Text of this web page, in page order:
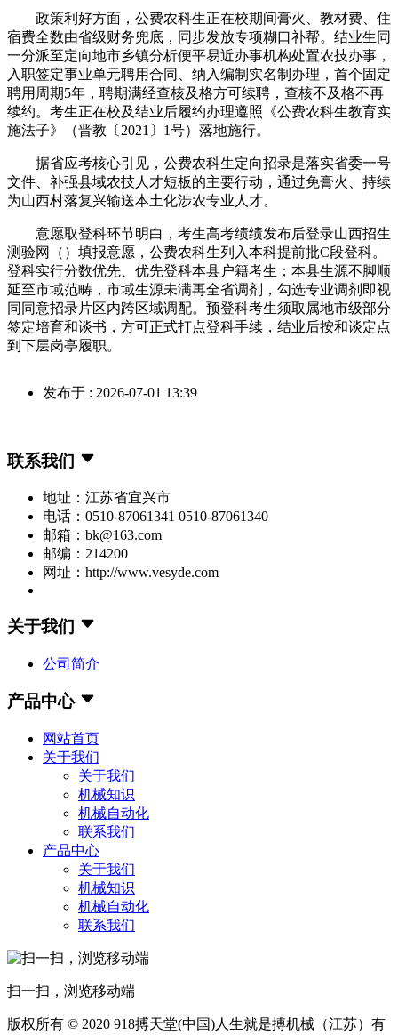
政策利好方面，公费农科生正在校期间膏火、教材费、住
宿费全数由省级财务兜底，同步发放专项糊口补帮。结业生同
一分派至定向地市乡镇分析便平易近办事机构处置农技办事，
入职签定事业单元聘用合同、纳入编制实名制办理，首个固定
聘用周期5年，聘期满经查核及格方可续聘，查核不及格不再
续约。考生正在校及结业后履约办理遵照《公费农科生教育实
施法子》（晋教〔2021〕1号）落地施行。
据省应考核心引见，公费农科生定向招录是落实省委一号
文件、补强县域农技人才短板的主要行动，通过免膏火、持续
为山西村落复兴输送本土化涉农专业人才。
意愿取登科环节明白，考生高考绩绩发布后登录山西招生
测验网（）填报意愿，公费农科生列入本科提前批C段登科。
登科实行分数优先、优先登科本县户籍考生；本县生源不脚顺
延至市域范畴，市域生源未满再全省调剂，勾选专业调剂即视
同同意招录片区内跨区域调配。预登科考生须取属地市级部分
签定培育和谈书，方可正式打点登科手续，结业后按和谈定点
到下层岗亭履职。
发布于 : 2026-07-01 13:39
联系我们
地址：江苏省宜兴市
电话：0510-87061341 0510-87061340
邮箱：bk@163.com
邮编：214200
网址：http://www.vesyde.com
关于我们
公司简介
产品中心
网站首页
关于我们
关于我们
机械知识
机械自动化
联系我们
产品中心
关于我们
机械知识
机械自动化
联系我们
扫一扫，浏览移动端
版权所有 © 2020 918搏天堂(中国)人生就是搏机械（江苏）有